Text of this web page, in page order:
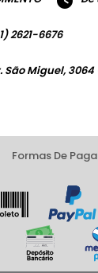
2621-6676
São Miguel,
Formas De